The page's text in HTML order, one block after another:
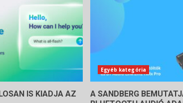
IS KIADJA AZ
Egyéb kategória
A SANDBERG